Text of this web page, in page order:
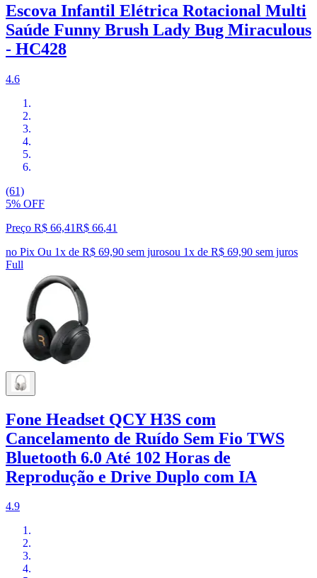
Escova Infantil Elétrica Rotacional Multi
Saúde Funny Brush Lady Bug Miraculous
- HC428
4.6
(61)
5% OFF
Preço R$ 66,41R$ 66,41
no Pix Ou 1x de R$ 69,90 sem jurosou 1x de R$ 69,90 sem juros
Full
Fone Headset QCY H3S com
Cancelamento de Ruído Sem Fio TWS
Bluetooth 6.0 Até 102 Horas de
Reprodução e Drive Duplo com IA
4.9